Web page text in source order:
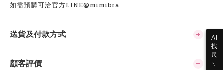
如需預購可洽官方LINE@mimibra
送貨及付款方式
顧客評價
AI
找
尺
寸